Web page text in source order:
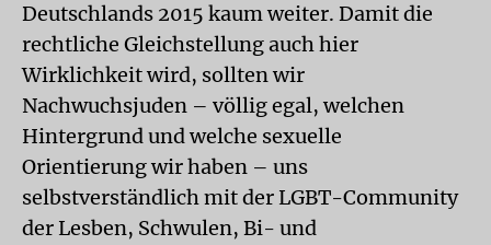
Deutschlands 2015 kaum weiter. Damit die
rechtliche Gleichstellung auch hier
Wirklichkeit wird, sollten wir
Nachwuchsjuden – völlig egal, welchen
Hintergrund und welche sexuelle
Orientierung wir haben – uns
selbstverständlich mit der LGBT-Community
der Lesben, Schwulen, Bi- und